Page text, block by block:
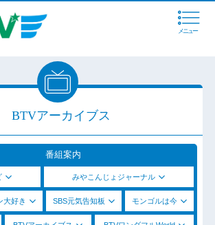
メニュー
BTVアーカイブス
番組案内
みやこんじょジャーナル
大好き SBS元気告知板 モンゴルは今